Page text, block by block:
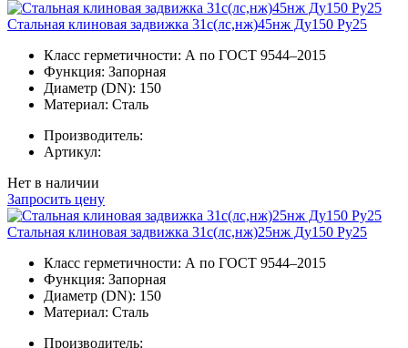
Стальная клиновая задвижка 31с(лс,нж)45нж Ду150 Ру25
Класс герметичности: А по ГОСТ 9544–2015
Функция: Запорная
Диаметр (DN): 150
Материал: Сталь
Производитель:
Артикул:
Нет в наличии
Запросить цену
Стальная клиновая задвижка 31с(лс,нж)25нж Ду150 Ру25
Класс герметичности: А по ГОСТ 9544–2015
Функция: Запорная
Диаметр (DN): 150
Материал: Сталь
Производитель: